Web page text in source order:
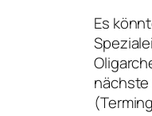
Es
nächste